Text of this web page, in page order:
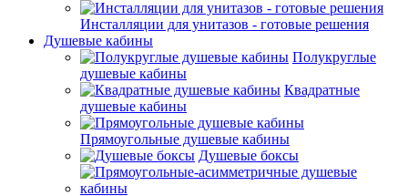
Инсталляции для унитазов - готовые решения
Душевые кабины
Полукруглые
душевые кабины
Квадратные
душевые кабины
Прямоугольные душевые кабины
Душевые боксы